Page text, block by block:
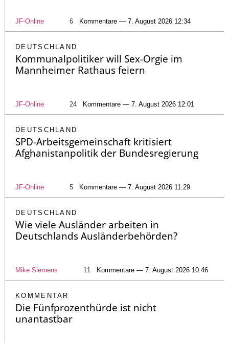
JF-Online 6 Kommentare — 7. August 2026 12:34
DEUTSCHLAND
Kommunalpolitiker will Sex-Orgie im
Mannheimer Rathaus feiern
JF-Online 24 Kommentare — 7. August 2026 12:01
DEUTSCHLAND
SPD-Arbeitsgemeinschaft kritisiert
Afghanistanpolitik der Bundesregierung
JF-Online 5 Kommentare — 7. August 2026 11:29
DEUTSCHLAND
Wie viele Ausländer arbeiten in
Deutschlands Ausländerbehörden?
Mike Siemens 11 Kommentare — 7. August 2026 10:46
KOMMENTAR
Die Fünfprozenthürde ist nicht
unantastbar